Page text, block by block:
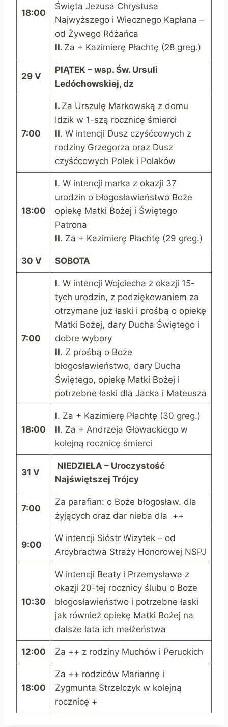
18:00
Święta Jezusa Chrystusa
Najwyższego i Wiecznego Kapłana –
od Żywego Różańca
II. Za + Kazimierę Płachtę (28 greg.)
29 V
PIĄTEK – wsp. Św. Ursuli
Ledóchowskiej, dz
7:00
I. Za Urszulę Markowską z domu
Idzik w 1-szą rocznicę śmierci
II. W intencji Dusz czyśćcowych z
rodziny Grzegorza oraz Dusz
czyśćcowych Polek i Polaków
18:00
I. W intencji marka z okazji 37
urodzin o błogosławieństwo Boże
opiekę Matki Bożej i Świętego
Patrona
II. Za + Kazimierę Płachtę (29 greg.)
30 V SOBOTA
7:00
I. W intencji Wojciecha z okazji 15-
tych urodzin, z podziękowaniem za
otrzymane już łaski i prośbą o opiekę
Matki Bożej, dary Ducha Świętego i
dobre wybory
II. Z prośbą o Boże
błogosławieństwo, dary Ducha
Świętego, opiekę Matki Bożej i
potrzebne łaski dla Jacka i Mateusza
18:00
I. Za + Kazimierę Płachtę (30 greg.)
II. Za + Andrzeja Głowackiego w
kolejną rocznicę śmierci
31 V
NIEDZIELA – Uroczystość
Najświętszej Trójcy
7:00
Za parafian: o Boże błogosław. dla
żyjących oraz dar nieba dla ++
9:00
W intencji Sióstr Wizytek – od
Arcybractwa Straży Honorowej NSPJ
10:30
W intencji Beaty i Przemysława z
okazji 20-tej rocznicy ślubu o Boże
błogosławieństwo i potrzebne łaski
jak również opiekę Matki Bożej na
dalsze lata ich małżeństwa
12:00 Za ++ z rodziny Muchów i Peruckich
18:00
Za ++ rodziców Mariannę i
Zygmunta Strzelczyk w kolejną
rocznicę +